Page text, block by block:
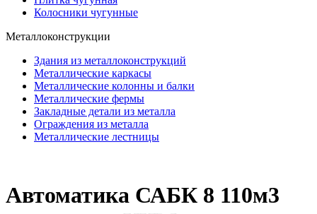
Колосники чугунные
Металлоконструкции
Здания из металлоконструкций
Металлические каркасы
Металлические колонны и балки
Металлические фермы
Закладные детали из металла
Ограждения из металла
Металлические лестницы
Автоматика САБК 8 110м3